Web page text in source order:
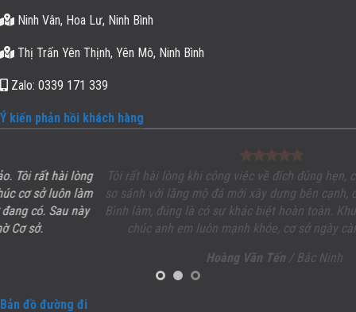
Ninh Vân, Hoa Lư, Ninh Bình
Thị Trấn Yên Thịnh, Yên Mô, Ninh Bình
Zalo: 0339 171 339
Ý kiến phản hồi khách hàng
Tôi rất hài lòng khi công việc về đích đúng hẹn, chất lượng, uy tín.
so sánh với lăng mộ đá mới xây dựng bên cạnh, cũng của thợ Ninh
Bình làm, đúng là có sự khác biệt hoàn toàn. KhuLăng Mộ đáđẹp,
chúc anh em luôn mạnh khỏe, cơ sở ngày càng phát triển.
/ Bắc Ninh
Bản đồ đường đi